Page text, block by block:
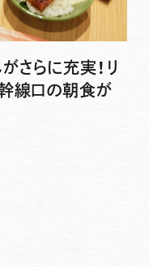
さらに充実！リ
線口の朝食が